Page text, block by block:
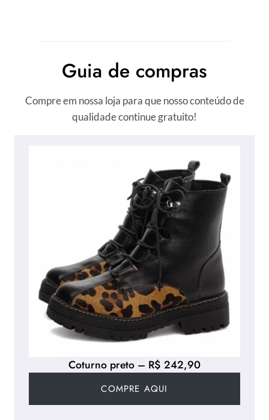
Guia de compras
Compre em nossa loja para que nosso conteúdo de
qualidade continue gratuito!
Coturno preto – R$ 242,90
COMPRE AQUI